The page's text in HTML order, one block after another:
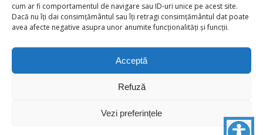
cum ar fi comportamentul de navigare sau ID-uri unice pe acest site.
Dacă nu îți dai consimțământul sau îți retragi consimțământul dat poate
avea afecte negative asupra unor anumite funcționalități și funcții.
Acceptă
Refuză
Vezi preferințele
Politica de confidențialitate
Politica de cookies
© 2026 UCIMR. All Rights Reserved.